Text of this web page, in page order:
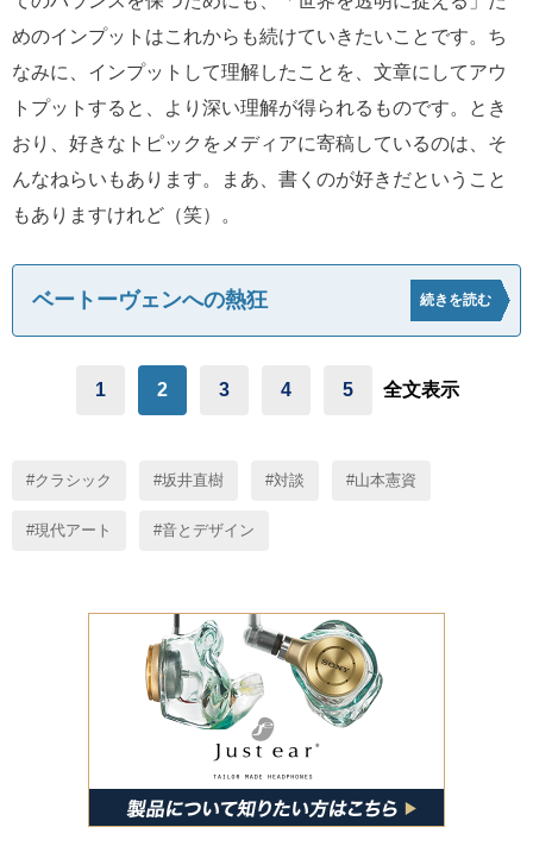
めのインプットはこれからも続けていきたいことです。ち
なみに、インプットして理解したことを、文章にしてアウ
トプットすると、より深い理解が得られるものです。とき
おり、好きなトピックをメディアに寄稿しているのは、そ
んなねらいもあります。まあ、書くのが好きだということ
もありますけれど（笑）。
ベートーヴェンへの熱狂 続きを読む
1 2 3 4 5 全文表示
クラシック 坂井直樹 対談 山本憲資
現代アート 音とデザイン